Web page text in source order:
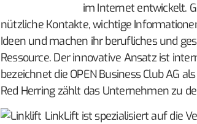
im Internet entwickelt.
nützliche Kontakte, wichtige
Ideen und machen ihr berufliches und
Ressource. Der innovative Ansatz ist
bezeichnet die OPEN Business Club AG
Red Herring zählt das Unternehmen zu
LinkLift ist spezialisiert auf die